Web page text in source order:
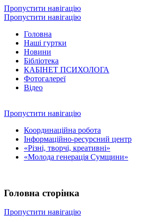
Пропустити навігацію
Пропустити навігацію
Головна
Наші гуртки
Новини
Бібліотека
КАБІНЕТ ПСИХОЛОГА
Фотогалереї
Відео
Пропустити навігацію
Координаційна робота
Інформаційно-ресурсний центр
«Різні, творчі, креативні»
«Молода генерація Сумщини»
Головна сторінка
Пропустити навігацію